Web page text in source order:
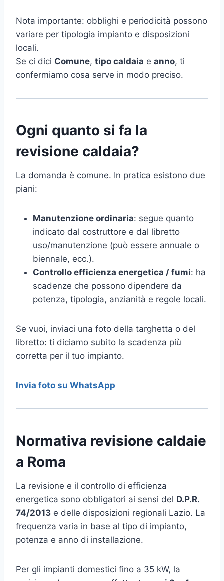
Nota importante: obblighi e periodicità possono
variare per tipologia impianto e disposizioni
locali.
Se ci dici Comune, tipo caldaia e anno, ti
confermiamo cosa serve in modo preciso.
Ogni quanto si fa la
revisione caldaia?
La domanda è comune. In pratica esistono due
piani:
Manutenzione ordinaria: segue quanto
indicato dal costruttore e dal libretto
uso/manutenzione (può essere annuale o
biennale, ecc.).
Controllo efficienza energetica / fumi: ha
scadenze che possono dipendere da
potenza, tipologia, anzianità e regole locali.
Se vuoi, inviaci una foto della targhetta o del
libretto: ti diciamo subito la scadenza più
corretta per il tuo impianto.
Invia foto su WhatsApp
Normativa revisione caldaie
a Roma
La revisione e il controllo di efficienza
energetica sono obbligatori ai sensi del D.P.R.
74/2013 e delle disposizioni regionali Lazio. La
frequenza varia in base al tipo di impianto,
potenza e anno di installazione.
Per gli impianti domestici fino a 35 kW, la